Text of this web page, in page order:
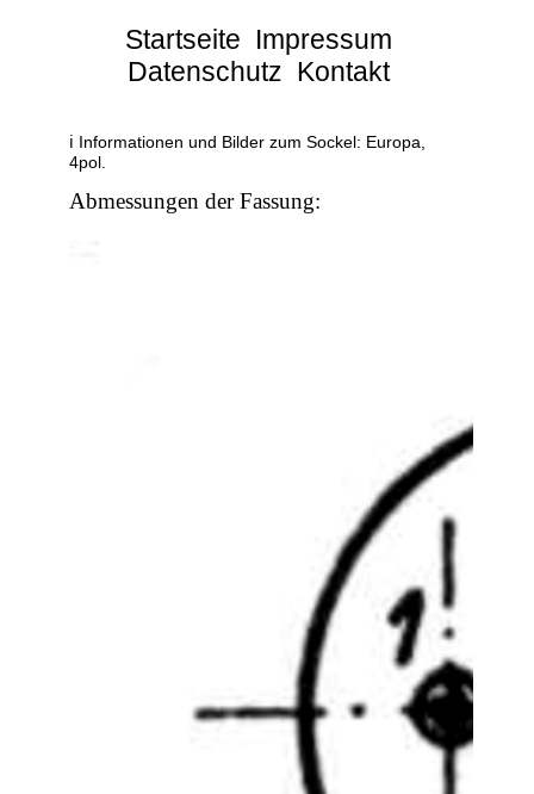
Startseite Impressum
Datenschutz Kontakt
ℹ Informationen und Bilder zum Sockel: Europa,
4pol.
Abmessungen der Fassung: